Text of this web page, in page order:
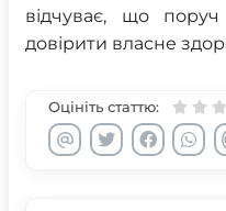
відчуває, що
довірити власне
Оцініть статтю: